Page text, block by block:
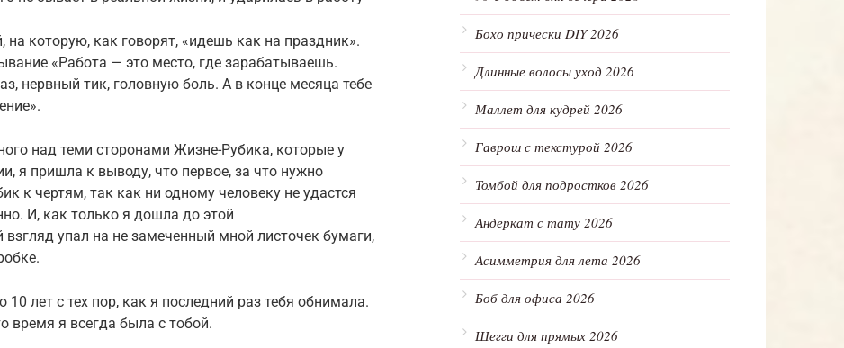
которую, как говорят, «идешь как на праздник».
«Работа — это место, где зарабатываешь.
нервный тик, головную боль. А в конце месяца тебе
над теми сторонами Жизне-Рубика, которые у
я пришла к выводу, что первое, за что нужно
к чертям, так как ни одному человеку не удастся
И, как только я дошла до этой
упал на не замеченный мной листочек бумаги,
лет с тех пор, как я последний раз тебя обнимала.
время я всегда была с тобой.
Бохо прически DIY 2026
Длинные волосы уход 2026
Маллет для кудрей 2026
Гаврош с текстурой 2026
Томбой для подростков 2026
Андеркат с тату 2026
Асимметрия для лета 2026
Боб для офиса 2026
Шегги для прямых 2026